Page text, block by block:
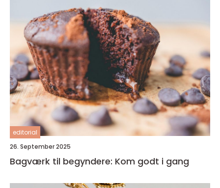
editorial
26. September 2025
Bagværk til begyndere: Kom godt i gang